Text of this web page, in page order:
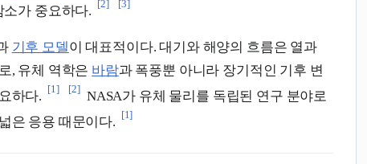
가 중요하다.
[2] [3]
기후 모델이 대표적이다. 대기와 해양의 흐름은 열과
, 유체 역학은 바람과 폭풍뿐 아니라 장기적인 기후 변
하다.
[1] [2]
NASA가 유체 물리를 독립된 연구 분야로
은 응용 때문이다.
[1]